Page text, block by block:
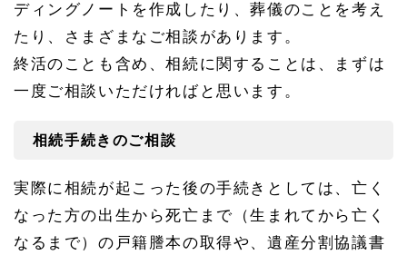
ディングノートを作成したり、葬儀のことを考え
たり、さまざまなご相談があります。
終活のことも含め、相続に関することは、まずは
一度ご相談いただければと思います。
相続手続きのご相談
実際に相続が起こった後の手続きとしては、亡く
なった方の出生から死亡まで（生まれてから亡く
なるまで）の戸籍謄本の取得や、遺産分割協議書